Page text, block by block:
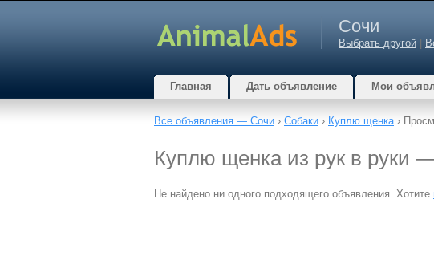
Сочи
Выбрать другой
Главная Дать объявление Мои
Все объявления — Сочи › Собаки › Куплю щенка›
Куплю щенка из рук в руки
Не найдено ни одного подходящего объявления. Хотите